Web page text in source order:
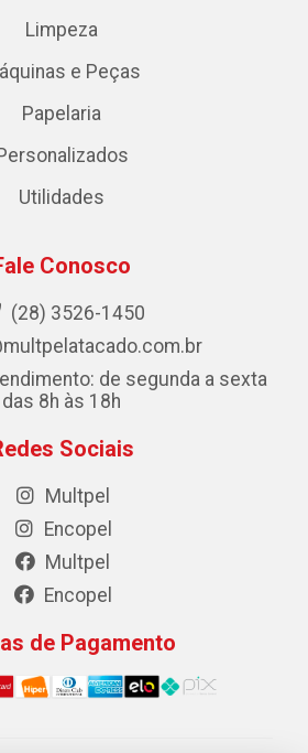
Limpeza
e Peças
Papelaria
Utilidades
Conosco
(28) 3526-1450
de segunda a sexta
das 8h às 18h
Sociais
Multpel
Encopel
Multpel
Encopel
de Pagamento